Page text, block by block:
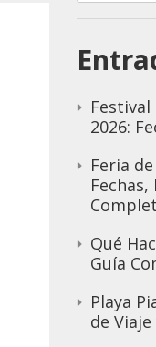
Festival
2026:
Feria
Qué
Guía
Playa
de